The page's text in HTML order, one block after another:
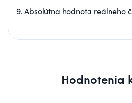
9. Absolútna hodnota reálneho
Hodnotenia